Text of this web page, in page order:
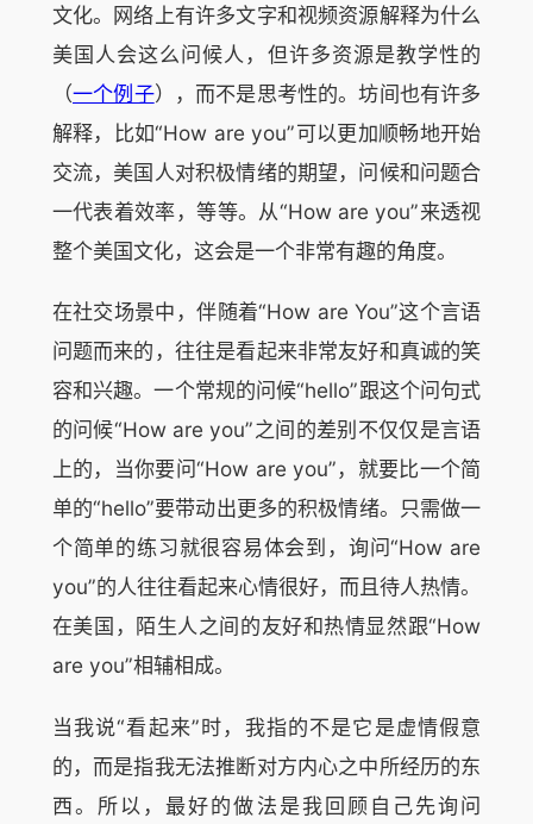
文化。网络上有许多文字和视频资源解释为什么
美国人会这么问候人，但许多资源是教学性的
（一个例子），而不是思考性的。坊间也有许多
解释，比如“How are you”可以更加顺畅地开始
交流，美国人对积极情绪的期望，问候和问题合
一代表着效率，等等。从“How are you”来透视
整个美国文化，这会是一个非常有趣的角度。
在社交场景中，伴随着“How are You”这个言语
问题而来的，往往是看起来非常友好和真诚的笑
容和兴趣。一个常规的问候“hello”跟这个问句式
的问候“How are you”之间的差别不仅仅是言语
上的，当你要问“How are you”，就要比一个简
单的“hello”要带动出更多的积极情绪。只需做一
个简单的练习就很容易体会到，询问“How are
you”的人往往看起来心情很好，而且待人热情。
在美国，陌生人之间的友好和热情显然跟“How
are you”相辅相成。
当我说“看起来”时，我指的不是它是虚情假意
的，而是指我无法推断对方内心之中所经历的东
西。所以，最好的做法是我回顾自己先询问